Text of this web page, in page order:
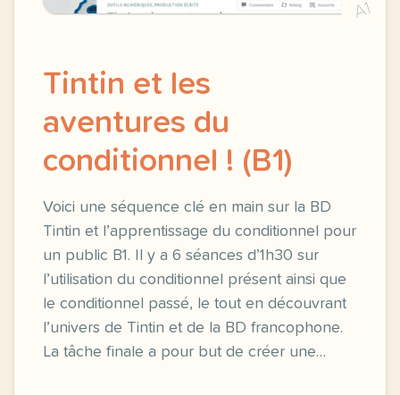
A1
Tintin et les
aventures du
conditionnel ! (B1)
Voici une séquence clé en main sur la BD
Tintin et l’apprentissage du conditionnel pour
un public B1. Il y a 6 séances d’1h30 sur
l’utilisation du conditionnel présent ainsi que
le conditionnel passé, le tout en découvrant
l’univers de Tintin et de la BD francophone.
La tâche finale a pour but de créer une…